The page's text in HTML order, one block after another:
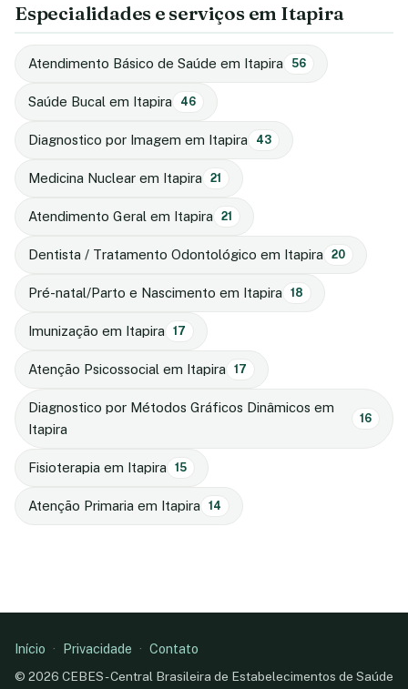
Especialidades e serviços em Itapira
Atendimento Básico de Saúde em Itapira 56
Saúde Bucal em Itapira 46
Diagnostico por Imagem em Itapira 43
Medicina Nuclear em Itapira 21
Atendimento Geral em Itapira 21
Dentista / Tratamento Odontológico em Itapira 20
Pré-natal/Parto e Nascimento em Itapira 18
Imunização em Itapira 17
Atenção Psicossocial em Itapira 17
Diagnostico por Métodos Gráficos Dinâmicos em
Itapira
16
Fisioterapia em Itapira 15
Atenção Primaria em Itapira 14
Início · Privacidade · Contato
© 2026 CEBES - Central Brasileira de Estabelecimentos de Saúde